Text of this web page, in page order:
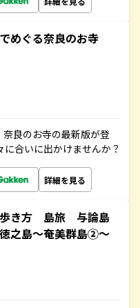
めぐる奈良のお寺
良のお寺の最新版が登
合いに出かけませんか？
詳細を見る
き方 島旅 与論島
之島～奄美群島②～